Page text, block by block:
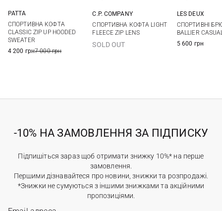
XL
XXL
PATTA
СПОРТИВНА КОФТА
CLASSIC ZIP UP HOODED
SWEATER
4 200 грн7 000 грн
3XL
C.P. COMPANY
СПОРТИВНА КОФТА LIGHT
FLEECE ZIP LENS
SOLD OUT
XXL
LES DEUX
СПОРТИВНІ
BALLIER
5 600 грн
-10% НА ЗАМОВЛЕННЯ ЗА ПІДПИСКУ
Підпишіться зараз щоб отримати знижку 10%* на перше
замовлення.
Першими дізнавайтеся про новини, знижки та розпродажі.
*Знижки не сумуються з іншими знижками та акційними
пропозиціями.